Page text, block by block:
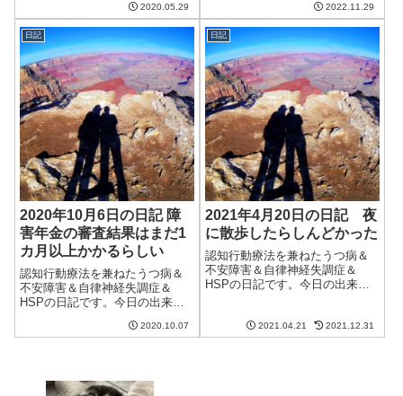
日。だったが、午後からは曇っ
てきて雨になった。一日中気持
ちよく晴れるという日はなかな
かない。すでに梅雨の前線が日
本の南にあるらしい...
2020.05.29 2022.11.29
日記
2020年10月6日の日記 障
害年金の審査結果はまだ1
カ月以上かかるらしい
認知行動療法を兼ねたうつ病＆
不安障害＆自律神経失調症＆
HSPの日記です。今日の出来事
の天気。予報では秋晴れとかい
てほしいなぁ。3...
2020.10.07
日記
2021年4月20日の日記 夜
に散歩したらしんどかった
認知行動療法を兼ねたうつ病＆
不安障害＆自律神経失調症＆
HSPの日記です。今日の出来事
ごしやすい一日だった。ちょっ
と前に植えたペチュニアやサル
2021.04.21 2021.12.31